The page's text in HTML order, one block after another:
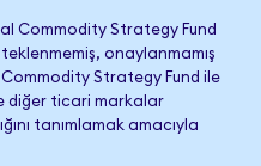
Commodity Strategy Fund
onaylanmamış
Strategy Fund ile
diğer ticari markalar
tanımlamak amacıyla